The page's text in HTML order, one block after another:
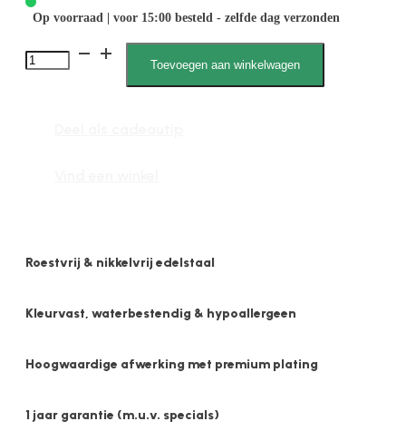
Op voorraad | voor 15:00 besteld - zelfde dag verzonden
2545
Toevoegen aan winkelwagen
Roestvrij & nikkelvrij edelstaal
Kleurvast, waterbestendig & hypoallergeen
Hoogwaardige afwerking met premium plating
1 jaar garantie (m.u.v. specials)